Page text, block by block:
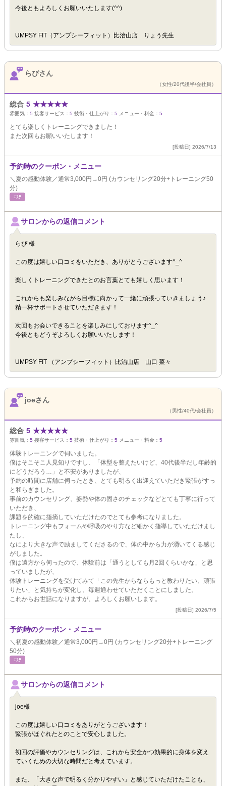
今後ともよろしくお願いいたします(^^)
UMPSY FIT（アンプシーフィット）比治山店 りょう先生
らぴさん
（女性/20代後半/会社員）
総合 5 ★★★★★
雰囲気： 5 接客サービス： 5 技術・仕上がり： 5 メニュー・料金： 5
とても楽しくトレーニングできました！
また次回もお願いいたします！
[投稿日] 2026/7/13
予約時のクーポン・メニュー
＼夏の感動体験／通常3,000円→0円 (カウンセリング20分+トレーニング50
分)
ｴｽﾃ
サロンからの返信コメント
らぴ 様
この度は嬉しい口コミをいただき、ありがとうございます^_^
楽しくトレーニングできたとのお言葉とても嬉しく思います！
これからも楽しみながら目標に向かって一緒に頑張っていきましょう♪
精一杯サポートさせていただきます！
次回もお会いできることを楽しみにしております^_^
今後ともどうぞよろしくお願いいたします！
UMPSY FIT （アンプシーフィット）比治山店 山口 菜々
joeさん
（男性/40代/会社員）
総合 5 ★★★★★
雰囲気： 5 接客サービス： 5 技術・仕上がり： 5 メニュー・料金： 5
体験トレーニングで伺いました。
僕はそこそこ人見知りですし、「体型を整えたいけど、40代後半だし年齢的
にどうだろう…」と不安がありましたが、
予約の時間に店舗に伺ったとき、とても明るく出迎えていただき緊張がすっ
と和らぎました。
事前のカウンセリング、姿勢や体の固さのチェックなどとても丁寧に行って
いただき、
課題を的確に指摘していただけたのでとても参考になりました。
トレーニング中もフォームや呼吸のやり方など細かく指導していただけまし
たし、
なにより大きな声で励ましてくださるので、体の中から力が湧いてくる感じ
がしました。
僕は遠方から伺ったので、体験前は「通うとしても月2回くらいかな」と思
っていましたが、
体験トレーニングを受けてみて「この先生からならもっと教わりたい、頑張
りたい」と気持ちが変化し、毎週通わせていただくことにしました。
これからお世話になりますが、よろしくお願いします。
[投稿日] 2026/7/5
予約時のクーポン・メニュー
＼初夏の感動体験／通常3,000円→0円 (カウンセリング20分+トレーニング
50分)
ｴｽﾃ
サロンからの返信コメント
joe様
この度は嬉しい口コミをありがとうございます！
緊張がほぐれたとのことで安心しました。
初回の評価やカウンセリングは、これから安全かつ効果的に身体を変え
ていくための大切な時間だと考えています。
また、「大きな声で明るく分かりやすい」と感じていただけたことも、